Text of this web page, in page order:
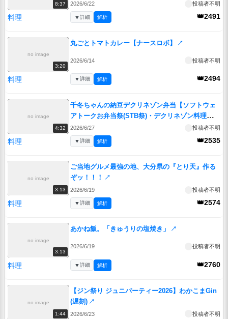
8:37 2026/6/22 投稿者不明
料理 👑2491
▼詳細 解析
no image
3:20
丸ごとトマトカレー【ナースロボ】 ↗
2026/6/14 投稿者不明
料理 👑2494
▼詳細 解析
no image
4:32
千冬ちゃんの納豆デクリネゾン弁当【ソフトウェ
アトークお弁当祭(STB祭)・デクリネゾン料理
祭】↗
2026/6/27 投稿者不明
料理 👑2535
▼詳細 解析
no image
3:13
ご当地グルメ最強の地、大分県の『とり天』作る
ぞッ！！！
↗
2026/6/19 投稿者不明
料理 👑2574
▼詳細 解析
no image
3:13
あかね飯。「きゅうりの塩焼き」 ↗
2026/6/19 投稿者不明
料理 👑2760
▼詳細 解析
no image
1:44
【ジン祭り ジュニパーティー2026】わかこまGin
(遅刻) ↗
2026/6/23 投稿者不明